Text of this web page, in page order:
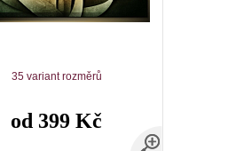
35 variant rozměrů
od 399 Kč